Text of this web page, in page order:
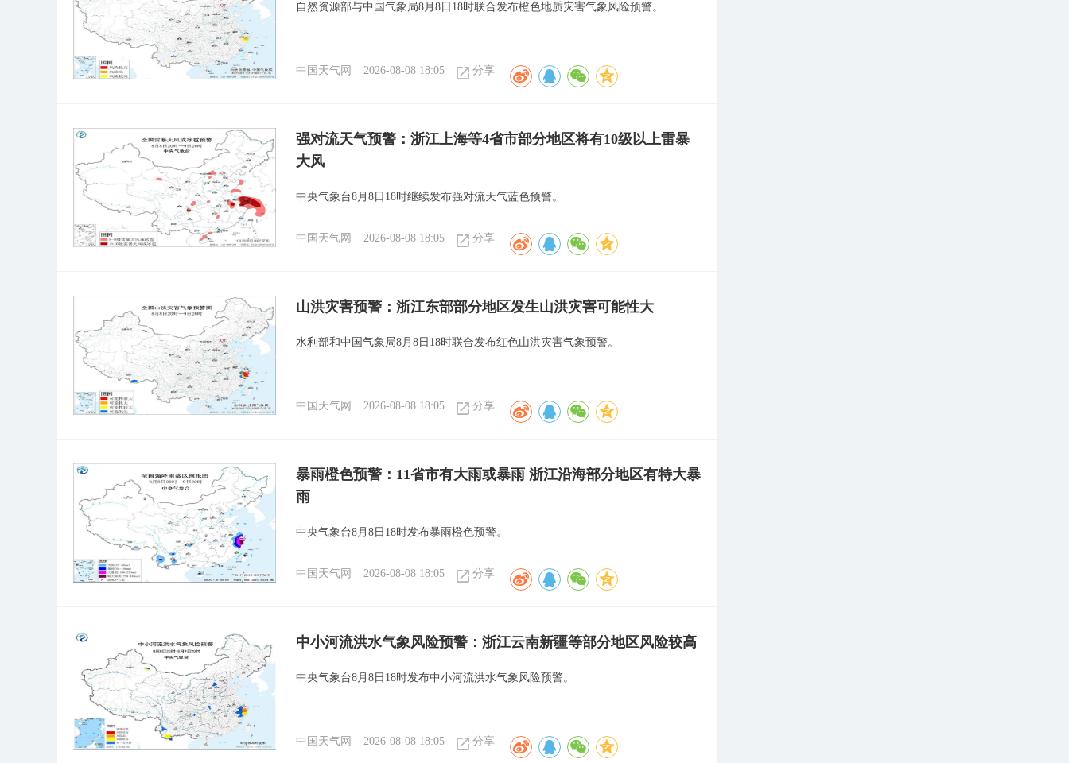
自然资源部与中国气象局8月8日18时联合发布橙色地质灾害气象风险预警。
中国天气网 2026-08-08 18:05 分享
强对流天气预警：浙江上海等4省市部分地区将有10级以上雷暴
大风
中央气象台8月8日18时继续发布强对流天气蓝色预警。
中国天气网 2026-08-08 18:05 分享
山洪灾害预警：浙江东部部分地区发生山洪灾害可能性大
水利部和中国气象局8月8日18时联合发布红色山洪灾害气象预警。
中国天气网 2026-08-08 18:05 分享
暴雨橙色预警：11省市有大雨或暴雨 浙江沿海部分地区有特大暴
雨
中央气象台8月8日18时发布暴雨橙色预警。
中国天气网 2026-08-08 18:05 分享
中小河流洪水气象风险预警：浙江云南新疆等部分地区风险较高
中央气象台8月8日18时发布中小河流洪水气象风险预警。
中国天气网 2026-08-08 18:05 分享